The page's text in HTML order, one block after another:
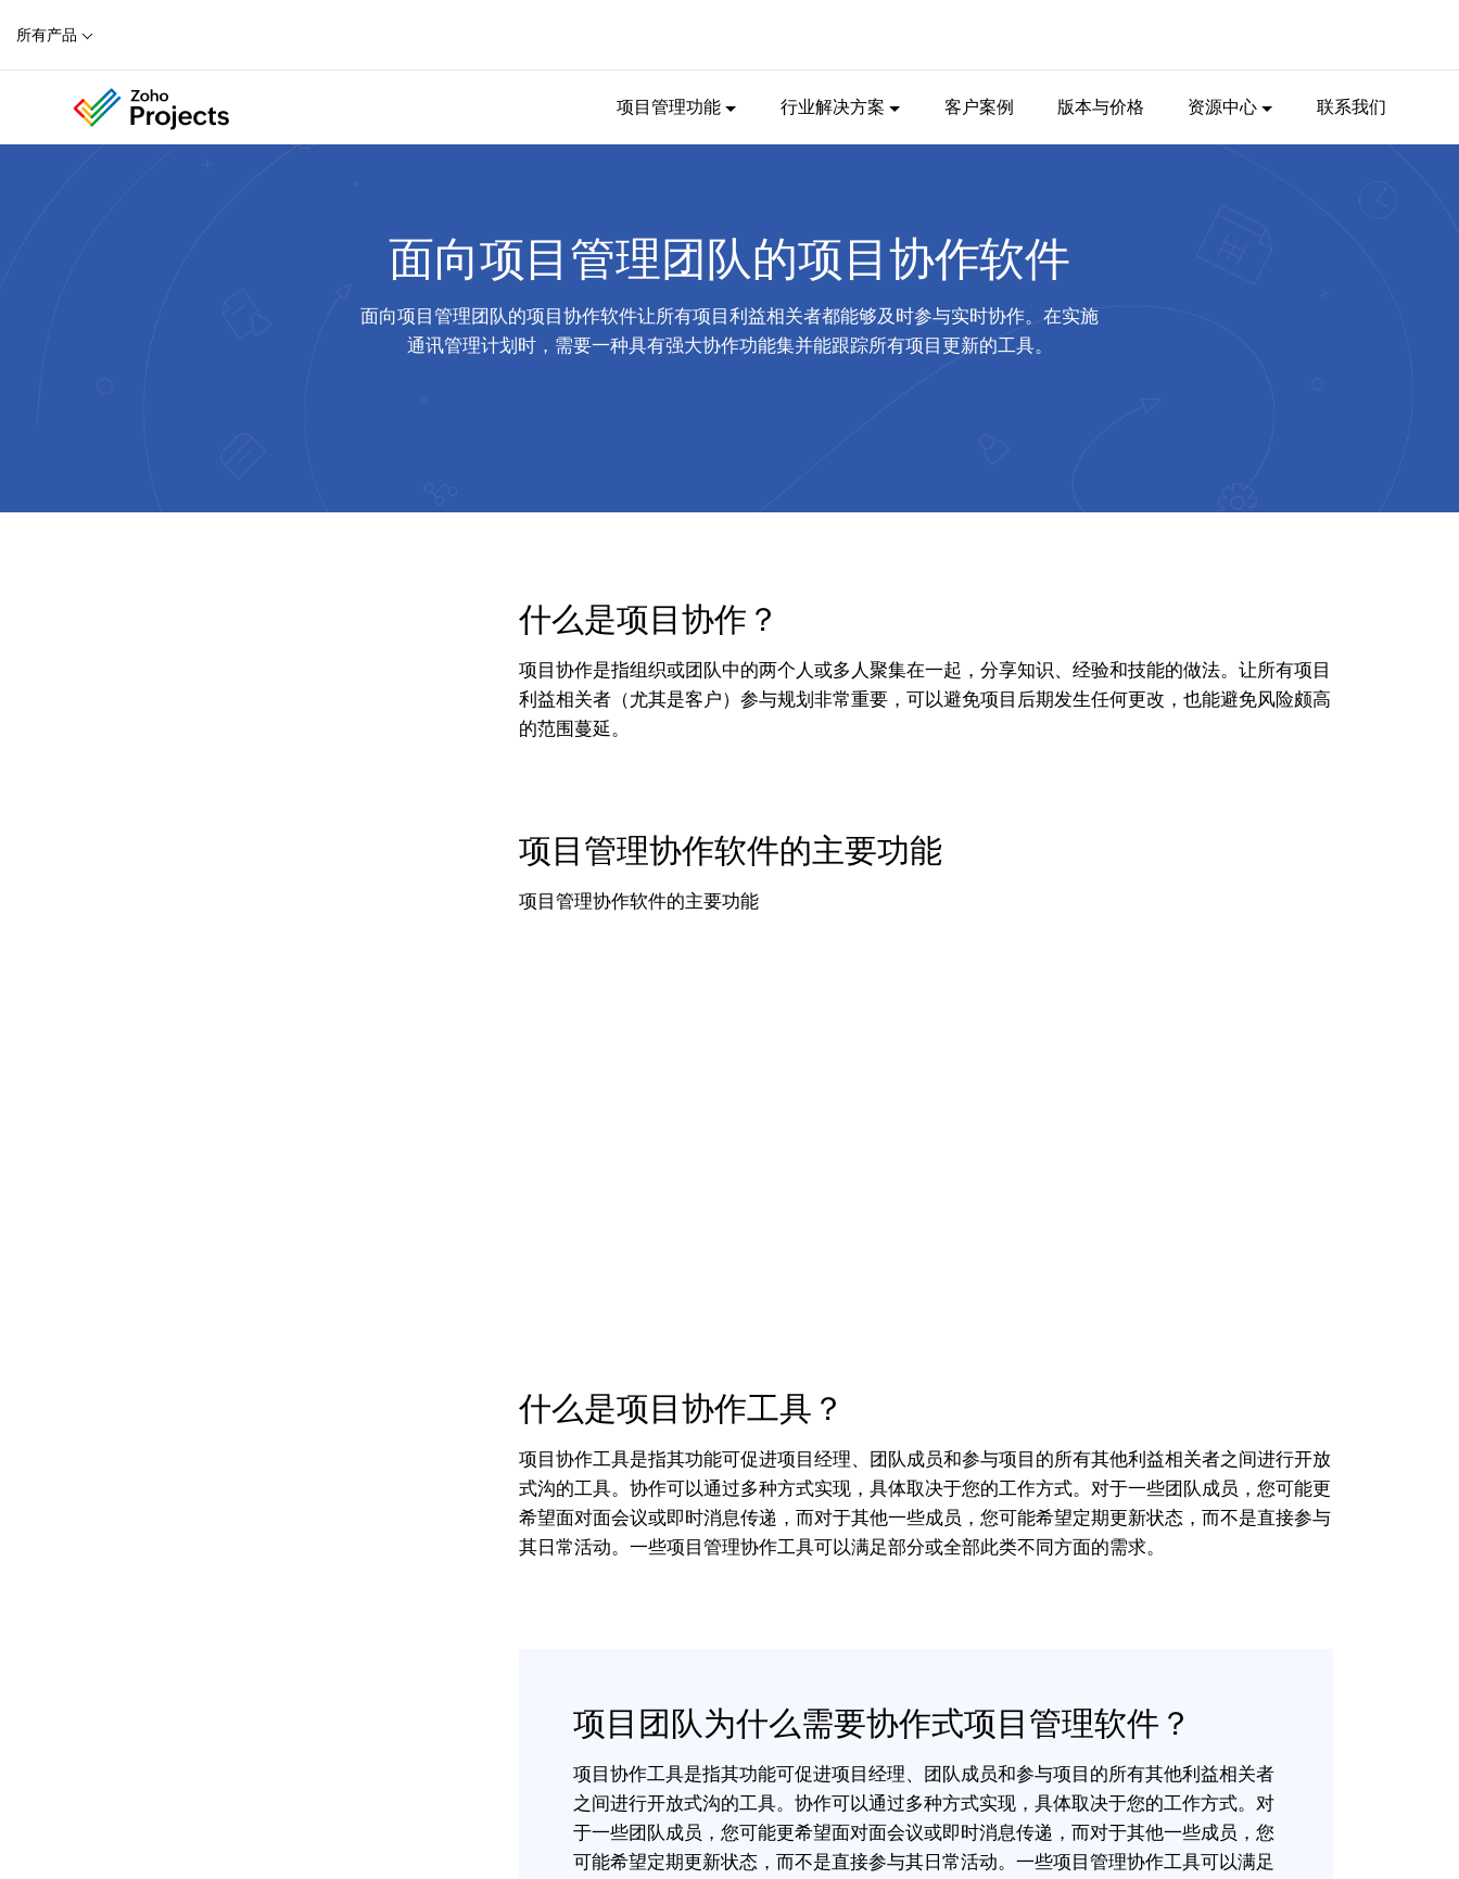
所有产品
项目管理功能 行业解决方案 客户案例 版本与价格 资源中心 联系我们
面向项目管理团队的项目协作软件
面向项目管理团队的项目协作软件让所有项目利益相关者都能够及时参与实时协作。在实施
通讯管理计划时，需要一种具有强大协作功能集并能跟踪所有项目更新的工具。
什么是项目协作？
项目协作是指组织或团队中的两个人或多人聚集在一起，分享知识、经验和技能的做法。让所有项目
利益相关者（尤其是客户）参与规划非常重要，可以避免项目后期发生任何更改，也能避免风险颇高
的范围蔓延。
项目管理协作软件的主要功能
项目管理协作软件的主要功能
什么是项目协作工具？
项目协作工具是指其功能可促进项目经理、团队成员和参与项目的所有其他利益相关者之间进行开放
式沟的工具。协作可以通过多种方式实现，具体取决于您的工作方式。对于一些团队成员，您可能更
希望面对面会议或即时消息传递，而对于其他一些成员，您可能希望定期更新状态，而不是直接参与
其日常活动。一些项目管理协作工具可以满足部分或全部此类不同方面的需求。
项目团队为什么需要协作式项目管理软件？
项目协作工具是指其功能可促进项目经理、团队成员和参与项目的所有其他利益相关者
之间进行开放式沟的工具。协作可以通过多种方式实现，具体取决于您的工作方式。对
于一些团队成员，您可能更希望面对面会议或即时消息传递，而对于其他一些成员，您
可能希望定期更新状态，而不是直接参与其日常活动。一些项目管理协作工具可以满足